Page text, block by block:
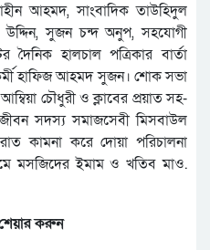
আহমদ, সাংবাদিক তাউহিদুল
উদ্দিন, সুজন চন্দ অনুপ, সহযোগী
দৈনিক হালচাল পত্রিকার বার্তা
হাফিজ আহমদ সুজন। শোক সভা
চৌধুরী ও ক্লাবের প্রয়াত সহ-
সদস্য সমাজসেবী মিসবাউল
কামনা করে দোয়া পরিচালনা
মসজিদের ইমাম ও খতিব মাও.
করুন